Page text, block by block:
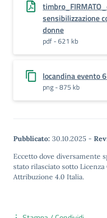
sensibilizzazione
donne
pdf - 621 kb
locandina evento
png - 875 kb
Pubblicato: 30.10.2025 -
Eccetto dove diversamente
stato rilasciato sotto
Attribuzione 4.0 Italia.